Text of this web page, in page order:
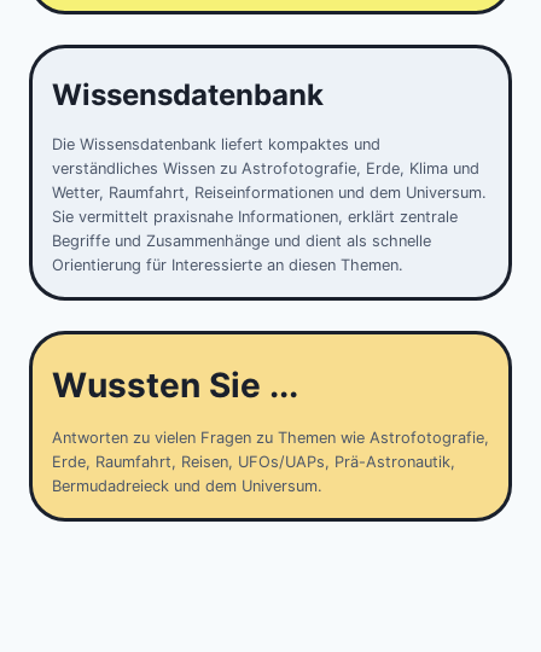
Wissensdatenbank
Die Wissensdatenbank liefert kompaktes und
verständliches Wissen zu Astrofotografie, Erde, Klima und
Wetter, Raumfahrt, Reiseinformationen und dem Universum.
Sie vermittelt praxisnahe Informationen, erklärt zentrale
Begriffe und Zusammenhänge und dient als schnelle
Orientierung für Interessierte an diesen Themen.
Wussten Sie ...
Antworten zu vielen Fragen zu Themen wie Astrofotografie,
Erde, Raumfahrt, Reisen, UFOs/UAPs, Prä-Astronautik,
Bermudadreieck und dem Universum.